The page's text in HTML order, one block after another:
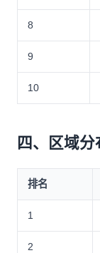
8
9
10
四、区域分
排名
1
2